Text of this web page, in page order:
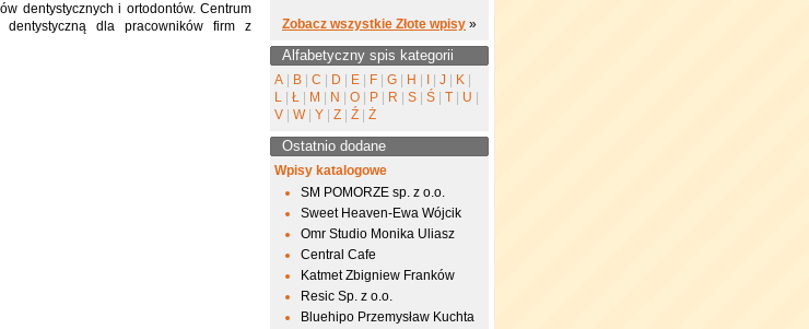
dentystycznych i ortodontów. Centrum
dla pracowników firm z
Zobacz wszystkie Złote wpisy »
Alfabetyczny spis kategorii
A B C D E F G H J K
L
Ł M N O P R S Ś T U
V
W Y Z Ź Ż
Ostatnio dodane
Wpisy katalogowe
SM POMORZE sp. z o.o.
Sweet Heaven-Ewa Wójcik
Omr Studio Monika Uliasz
Central Cafe
Katmet Zbigniew Franków
Resic Sp. z o.o.
Bluehipo Przemysław Kuchta